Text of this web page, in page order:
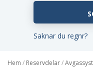
Saknar du regnr?
Hem / Reservdelar/